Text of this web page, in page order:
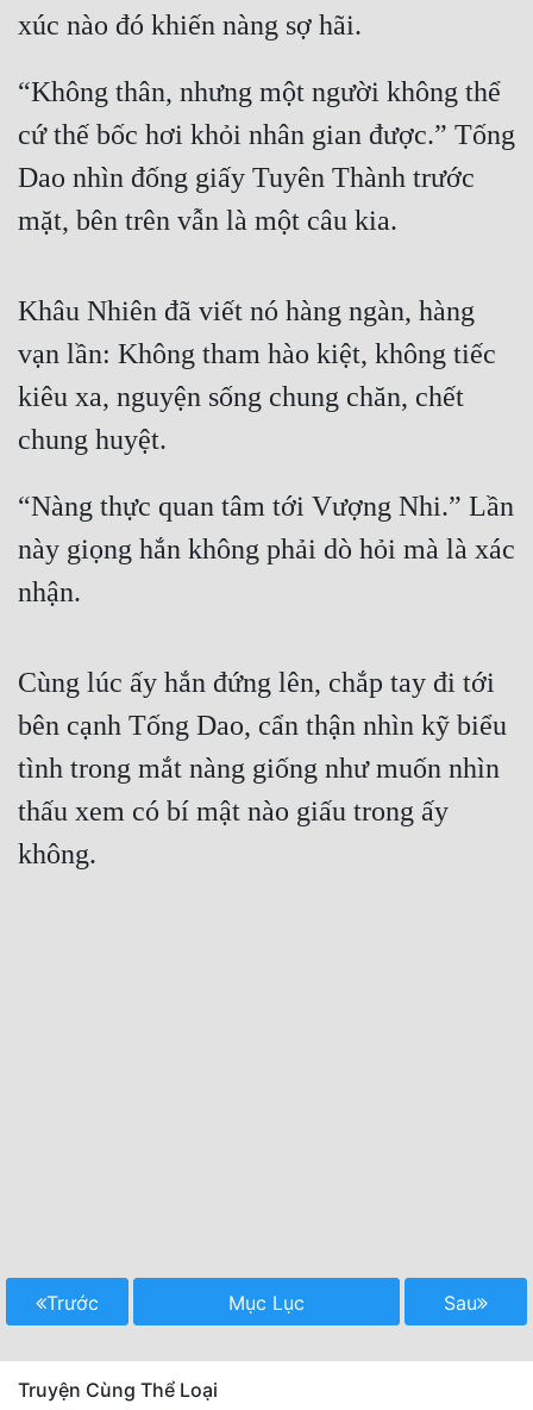
xúc nào đó khiến nàng sợ hãi.
“Không thân, nhưng một người không thể
cứ thế bốc hơi khỏi nhân gian được.” Tống
Dao nhìn đống giấy Tuyên Thành trước
mặt, bên trên vẫn là một câu kia.
Khâu Nhiên đã viết nó hàng ngàn, hàng
vạn lần: Không tham hào kiệt, không tiếc
kiêu xa, nguyện sống chung chăn, chết
chung huyệt.
“Nàng thực quan tâm tới Vượng Nhi.” Lần
này giọng hắn không phải dò hỏi mà là xác
nhận.
Cùng lúc ấy hắn đứng lên, chắp tay đi tới
bên cạnh Tống Dao, cẩn thận nhìn kỹ biểu
tình trong mắt nàng giống như muốn nhìn
thấu xem có bí mật nào giấu trong ấy
không.
Trước Mục Lục Sau
Truyện Cùng Thể Loại